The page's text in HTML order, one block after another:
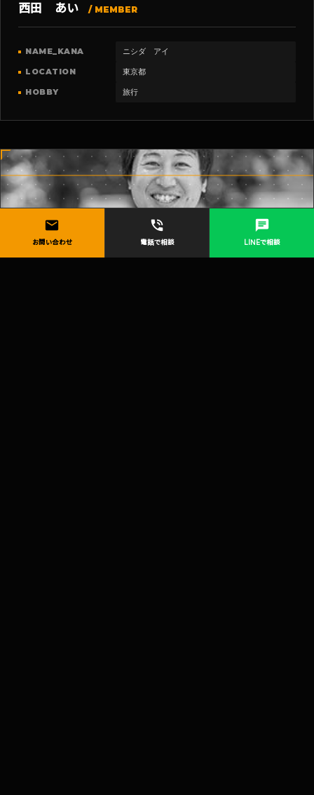
西田 あい / MEMBER
NAME_KANA ニシダ アイ
LOCATION 東京都
HOBBY 旅行
mail
お問い合わせ
phone_in_talk
電話で相談
chat
LINEで相談